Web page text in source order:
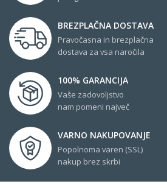
BREZPLAČNA DOSTAVA
Pravočasna in brezplačna
dostava za vsa naročila
100% GARANCIJA
Vaše zadovoljstvo
nam pomeni največ
VARNO NAKUPOVANJE
Popolnoma varen (SSL)
nakup brez skrbi